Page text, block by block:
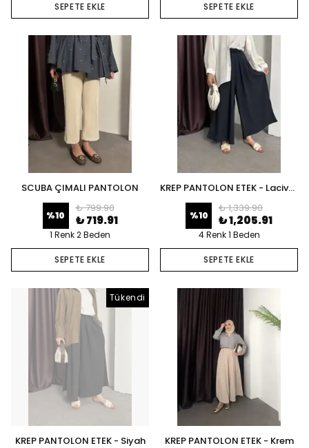
SEPETE EKLE SEPETE EKLE
SCUBA ÇIMALI PANTOLON
%10
₺ 799.90
₺ 719.91
1 Renk 2 Beden
SEPETE EKLE
KREP PANTOLON ETEK - Lacivert
%10
₺ 1,339.90
₺ 1,205.91
4 Renk 1 Beden
SEPETE EKLE
Tükendi
KREP PANTOLON ETEK - Siyah KREP PANTOLON ETEK - Krem